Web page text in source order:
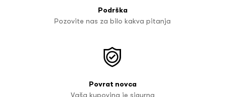
Podrška
Pozovite nas za bilo kakva pitanja
Povrat novca
Vaša kupovina je sigurna